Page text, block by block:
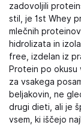
zadovoljili
stil, je 1st Whey
mlečnih
hidrolizata in
free, izdelan iz
Protein po
za vsakega
beljakovin, ne
drugi dieti, ali je
vsem, ki iščejo